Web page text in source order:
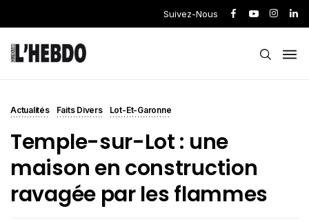
Suivez-Nous
Actualités Faits Divers Lot-Et-Garonne
Temple-sur-Lot : une
maison en construction
ravagée par les flammes